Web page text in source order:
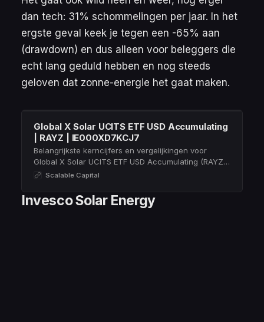
dan tech: 31% schommelingen per jaar. In het
ergste geval keek je tegen een -65% aan
(drawdown) en dus alleen voor beleggers die
echt lang geduld hebben en nog steeds
geloven dat zonne-energie het gaat maken.
Global X Solar UCITS ETF USD Accumulating
| RAYZ | IE000XD7KCJ7
Belangrijkste kerncijfers en vergelijkingen voor
Global X Solar UCITS ETF USD Accumulating (RAYZ |
IE000XD7KCJ7) ➤ justETF – Dé ETF-screener
Scalable Capital
Invesco Solar Energy